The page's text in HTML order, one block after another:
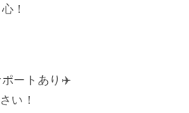
！
ポートあり✈️
い！